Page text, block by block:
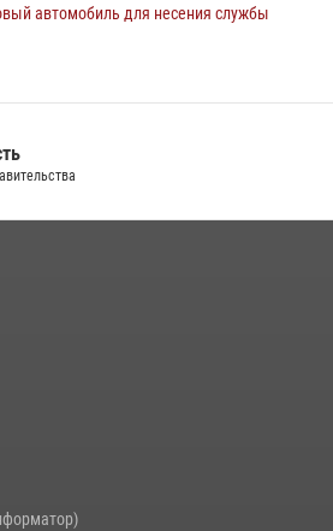
автомобиль для несения службы
задержали мурманчанина за
из гипермаркета